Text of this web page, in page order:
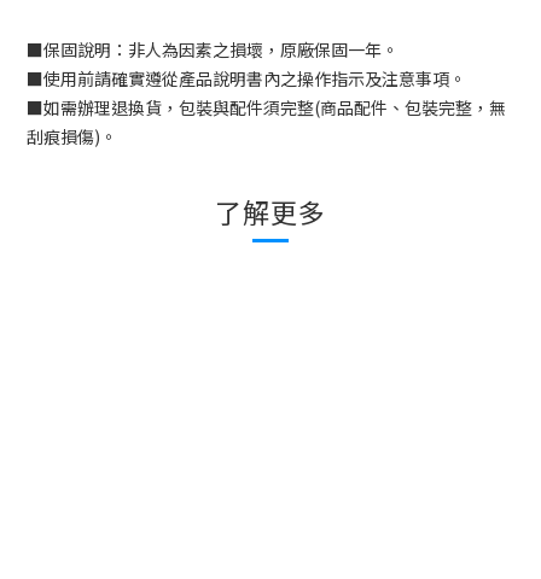
■保固說明：非人為因素之損壞，原廠保固一年。
■使用前請確實遵從產品說明書內之操作指示及注意事項。
■如需辦理退換貨，包裝與配件須完整(商品配件、包裝完整，無
刮痕損傷) 。
了解更多